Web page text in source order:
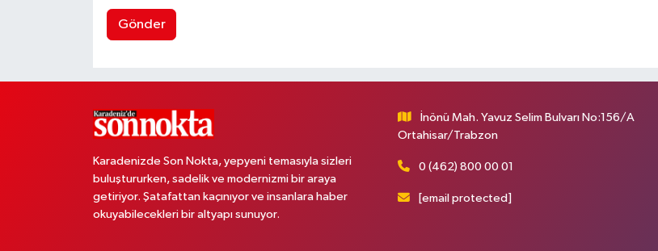
Gönder
Karadenizde Son Nokta, yepyeni temasıyla sizleri
buluştururken, sadelik ve modernizmi bir araya
getiriyor. Şatafattan kaçınıyor ve insanlara haber
okuyabilecekleri bir altyapı sunuyor.
İnönü Mah. Yavuz Selim Bulvarı No:156/A
Ortahisar/Trabzon
0 (462) 800 00 01
[email protected]